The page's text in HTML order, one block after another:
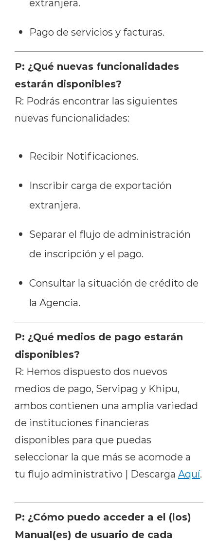
Pago de servicios y facturas.
P: ¿Qué nuevas funcionalidades
estarán disponibles?
R: Podrás encontrar las siguientes
nuevas funcionalidades:
Recibir Notificaciones.
Inscribir carga de exportación
extranjera.
Separar el flujo de administración
de inscripción y el pago.
Consultar la situación de crédito de
la Agencia.
P: ¿Qué medios de pago estarán
disponibles?
R: Hemos dispuesto dos nuevos
medios de pago, Servipag y Khipu,
ambos contienen una amplia variedad
de instituciones financieras
disponibles para que puedas
seleccionar la que más se acomode a
tu flujo administrativo | Descarga Aquí.
P: ¿Cómo puedo acceder a el (los)
Manual(es) de usuario de cada